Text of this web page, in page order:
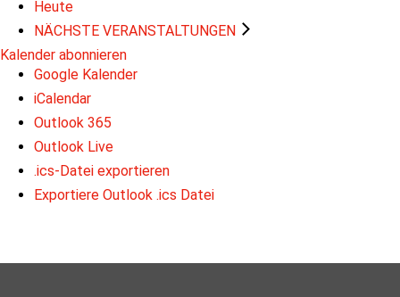
Heute
NÄCHSTE VERANSTALTUNGEN
Kalender abonnieren
Google Kalender
iCalendar
Outlook 365
Outlook Live
.ics-Datei exportieren
Exportiere Outlook .ics Datei